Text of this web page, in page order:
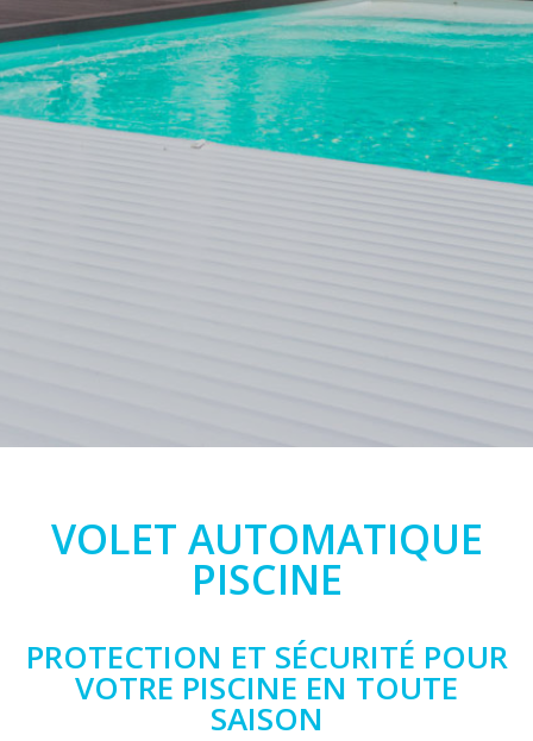
VOLET AUTOMATIQUE
PISCINE
PROTECTION ET SÉCURITÉ POUR
VOTRE PISCINE EN TOUTE
SAISON